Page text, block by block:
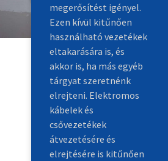
megerősítést igényel.
Ezen kívül kitűnően
használható vezetékek
eltakarására is, és
akkor is, ha más egyéb
tárgyat szeretnénk
elrejteni. Elektromos
kábelek és
csővezetékek
átvezetésére és
elrejtésére is kitűnően